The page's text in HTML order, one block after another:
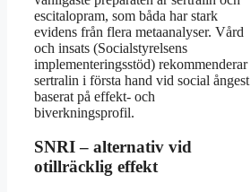
escitalopram, som båda har stark
evidens från flera metaanalyser. Vård
och insats (Socialstyrelsens
implementeringsstöd) rekommenderar
sertralin i första hand vid social ångest
baserat på effekt- och
biverkningsprofil.
SNRI – alternativ vid
otillräcklig effekt